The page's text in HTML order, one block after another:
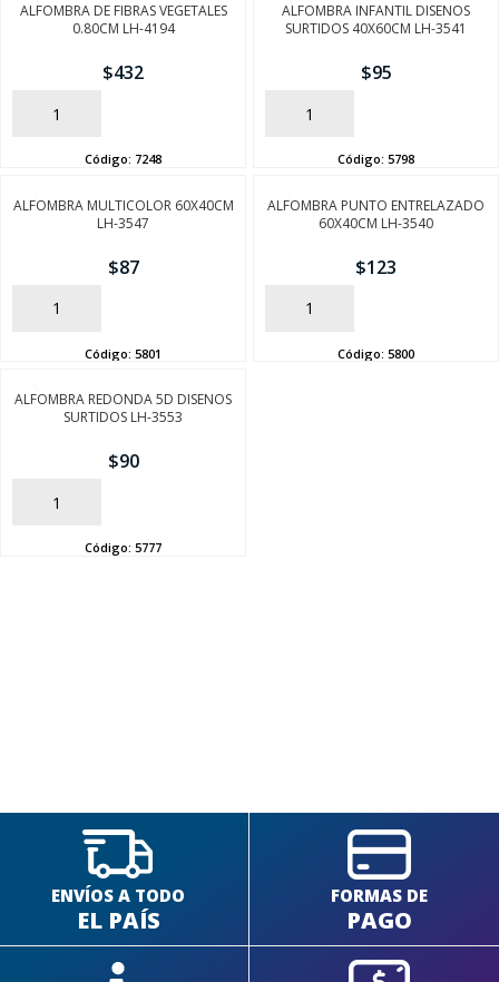
ALFOMBRA DE FIBRAS VEGETALES
0.80CM LH-4194
$432
AÑADIR
Código: 7248
ALFOMBRA INFANTIL DISENOS
SURTIDOS 40X60CM LH-3541
$95
AÑADIR
Código: 5798
ALFOMBRA MULTICOLOR 60X40CM
LH-3547
$87
AÑADIR
Código: 5801
ALFOMBRA PUNTO ENTRELAZADO
60X40CM LH-3540
$123
AÑADIR
Código: 5800
ALFOMBRA REDONDA 5D DISENOS
SURTIDOS LH-3553
$90
AÑADIR
Código: 5777
ENVÍOS A TODO
EL PAÍS
FORMAS DE
PAGO